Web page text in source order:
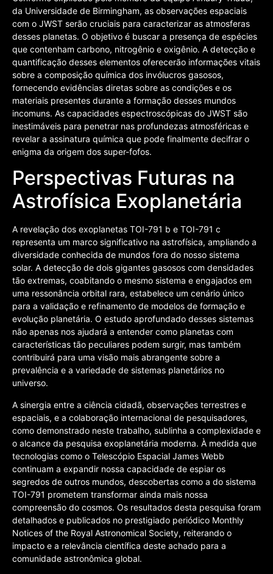
da Universidade de Birmingham, as observações espaciais
com o JWST serão cruciais para caracterizar as atmosferas
desses planetas. O objetivo é buscar a presença de espécies
que contenham carbono, nitrogênio e oxigênio. A detecção e
quantificação desses elementos oferecerão informações vitais
sobre a composição química dos invólucros gasosos,
fornecendo evidências diretas sobre as condições e os
materiais presentes durante a formação desses mundos
incomuns. As capacidades espectroscópicas do JWST são
inestimáveis para penetrar nas profundezas atmosféricas e
revelar a assinatura química que pode finalmente decifrar o
enigma da origem dos super-fofos.
Perspectivas Futuras na
Astrofísica Exoplanetária
A revelação dos exoplanetas TOI-791 b e TOI-791 c
representa um marco significativo na astrofísica, ampliando a
diversidade conhecida de mundos fora do nosso sistema
solar. A detecção de dois gigantes gasosos com densidades
tão extremas, coabitando o mesmo sistema e engajados em
uma ressonância orbital rara, estabelece um cenário único
para a validação e refinamento de modelos de formação e
evolução planetária. O estudo aprofundado desses sistemas
não apenas nos ajudará a entender como planetas com
características tão peculiares podem surgir, mas também
contribuirá para uma visão mais abrangente sobre a
prevalência e a variedade de sistemas planetários no
universo.
A sinergia entre a ciência cidadã, observações terrestres e
espaciais, e a colaboração internacional de pesquisadores,
como demonstrado neste trabalho, sublinha a complexidade e
o alcance da pesquisa exoplanetária moderna. À medida que
tecnologias como o Telescópio Espacial James Webb
continuam a expandir nossa capacidade de espiar os
segredos de outros mundos, descobertas como a do sistema
TOI-791 prometem transformar ainda mais nossa
compreensão do cosmos. Os resultados desta pesquisa foram
detalhados e publicados no prestigiado periódico Monthly
Notices of the Royal Astronomical Society, reiterando o
impacto e a relevância científica deste achado para a
comunidade astronômica global.